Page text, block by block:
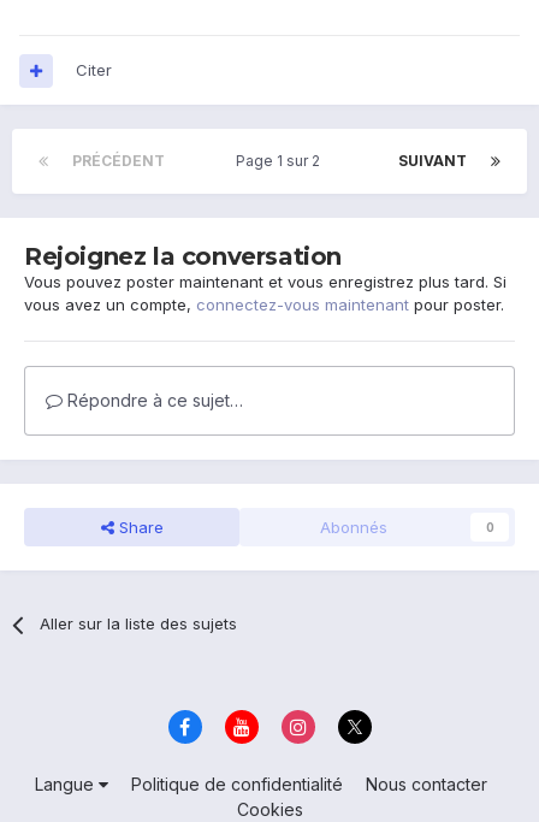
Citer
PRÉCÉDENT SUIVANT
Page 1 sur 2
Rejoignez la conversation
Vous pouvez poster maintenant et vous enregistrez plus tard. Si
vous avez un compte, connectez-vous maintenant pour poster.
Répondre à ce sujet…
Share Abonnés 0
Aller sur la liste des sujets
Langue Politique de confidentialité
Nous contacter
Cookies